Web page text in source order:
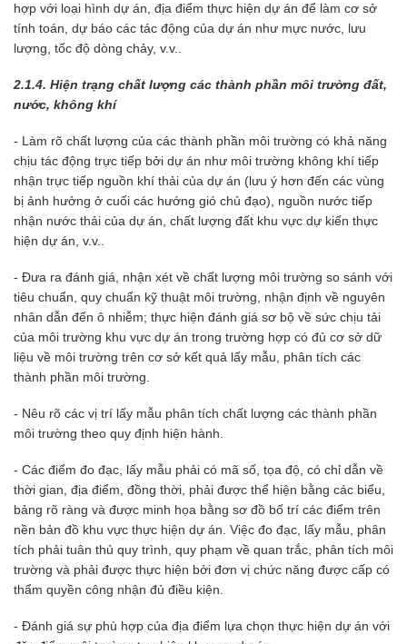
hợp với loại hình dự án, địa điểm thực hiện dự án để làm cơ sở
tính toán, dự báo các tác động của dự án như mực nước, lưu
lượng, tốc độ dòng chảy, v.v..
2.1.4. Hiện trạng chất lượng các thành phần môi trường đất,
nước, không khí
- Làm rõ chất lượng của các thành phần môi trường có khả năng
chịu tác động trực tiếp bởi dự án như môi trường không khí tiếp
nhận trực tiếp nguồn khí thải của dự án (lưu ý hơn đến các vùng
bị ảnh hưởng ở cuối các hướng gió chủ đạo), nguồn nước tiếp
nhận nước thải của dự án, chất lượng đất khu vực dự kiến thực
hiện dự án, v.v..
- Đưa ra đánh giá, nhận xét về chất lượng môi trường so sánh với
tiêu chuẩn, quy chuẩn kỹ thuật môi trường, nhận định về nguyên
nhân dẫn đến ô nhiễm; thực hiện đánh giá sơ bộ về sức chịu tải
của môi trường khu vực dự án trong trường hợp có đủ cơ sở dữ
liệu về môi trường trên cơ sở kết quả lấy mẫu, phân tích các
thành phần môi trường.
- Nêu rõ các vị trí lấy mẫu phân tích chất lượng các thành phần
môi trường theo quy định hiện hành.
- Các điểm đo đạc, lấy mẫu phải có mã số, tọa độ, có chỉ dẫn về
thời gian, địa điểm, đồng thời, phải được thể hiện bằng các biểu,
bảng rõ ràng và được minh họa bằng sơ đồ bố trí các điểm trên
nền bản đồ khu vực thực hiện dự án. Việc đo đạc, lấy mẫu, phân
tích phải tuân thủ quy trình, quy phạm về quan trắc, phân tích môi
trường và phải được thực hiện bởi đơn vị chức năng được cấp có
thẩm quyền công nhận đủ điều kiện.
- Đánh giá sự phù hợp của địa điểm lựa chọn thực hiện dự án với